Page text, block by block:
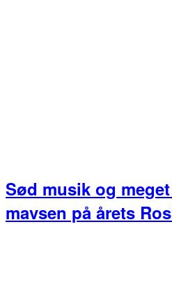
Sød musik og
mavsen på årets